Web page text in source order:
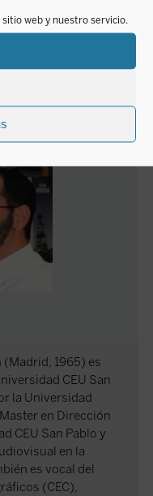
web y nuestro servicio.
de varios obras
y el
el libro
del sujeto
de temática
(Madrid, 1965) es
CEU San
la Universidad
en Dirección
CEU San Pablo y
en la
es vocal del
(CEC),